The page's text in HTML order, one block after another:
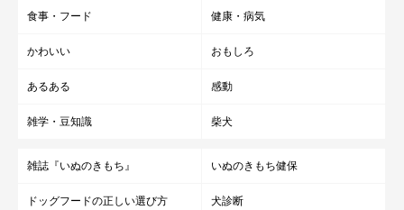
食事・フード 健康・病気
かわいい おもしろ
あるある 感動
雑学・豆知識 柴犬
雑誌『いぬのきもち』 いぬのきもち健保
ドッグフードの正しい選び方 犬診断